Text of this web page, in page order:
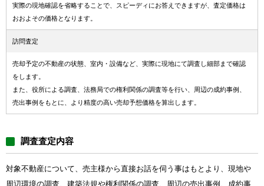
実際の現地確認を省略することで、スピーディにお答えできますが、査定価格は
おおよその価格となります。
訪問査定
売却予定の不動産の状態、室内・設備など、実際に現地にて調査し細部まで確認
をします。
また、役所による調査、法務局での権利関係の調査等を行い、周辺の成約事例、
売出事例をもとに、より精度の高い売却予想価格を算出します。
調査査定内容
対象不動産について、売主様から直接お話を伺う事はもとより、現地や
周辺環境の調査、建築法規や権利関係の調査、周辺の売出事例、成約事